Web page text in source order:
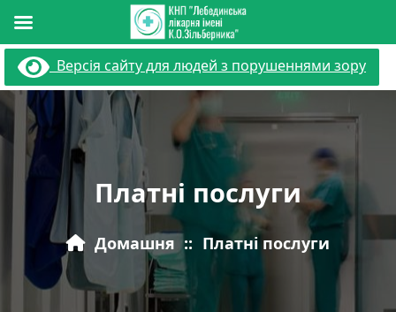
Перейти
вмісту
Версія сайту для людей з порушеннями зору
Платні послуги
Домашня :: Платні послуги